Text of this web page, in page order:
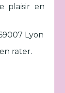
plaisir en
Lyon
rater.